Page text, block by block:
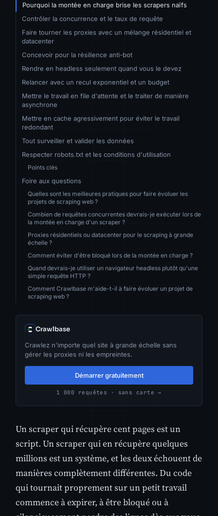
Pourquoi la montée en charge brise les scrapers naïfs
Contrôler la concurrence et le taux de requête
Faire tourner les proxies avec un mélange résidentiel et
datacenter
Concevoir pour la résilience anti-bot
Rendre en headless seulement quand vous le devez
Relancer avec un recul exponentiel et un budget
Mettre le travail en file d'attente et le traiter de manière
asynchrone
Mettre en cache agressivement pour éviter le travail
redondant
Tout surveiller et valider les données
Respecter robots.txt et les conditions d'utilisation
Points clés
Foire aux questions
Quelles sont les meilleures pratiques pour faire évoluer les
projets de scraping web ?
Combien de requêtes concurrentes devrais-je exécuter lors de
la montée en charge d'un scraper ?
Proxies résidentiels ou datacenter pour le scraping à grande
échelle ?
Comment éviter d'être bloqué lors de la montée en charge ?
Quand devrais-je utiliser un navigateur headless plutôt qu'une
simple requête HTTP ?
Comment Crawlbase m'aide-t-il à faire évoluer un projet de
scraping web ?
Crawlbase
Crawlez n'importe quel site à grande échelle sans
gérer les proxies ni les empreintes.
Démarrer gratuitement
1 000 requêtes · sans carte →
Un scraper qui récupère cent pages est un
script. Un scraper qui en récupère quelques
millions est un système, et les deux échouent de
manières complètement différentes. Du code
qui tournait proprement sur un petit travail
commence à expirer, à être bloqué ou à